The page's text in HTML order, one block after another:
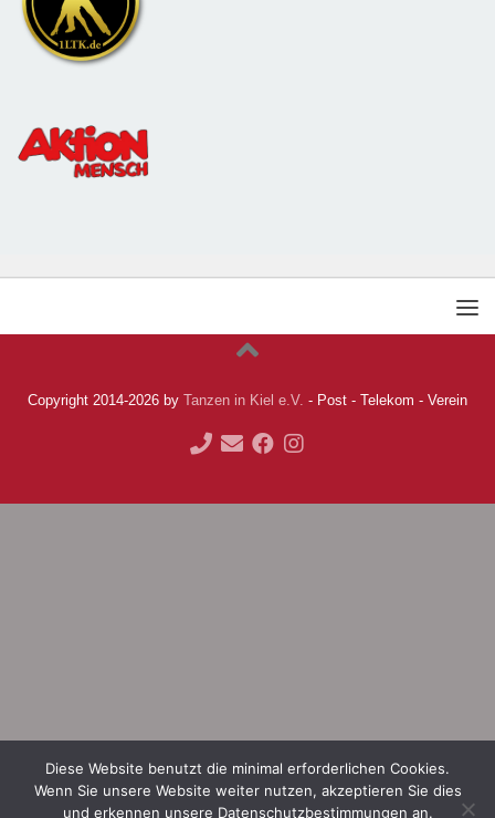
Copyright 2014-2026 by Tanzen in Kiel e.V. - Post - Telekom - Verein
Diese Website benutzt die minimal erforderlichen Cookies.
Wenn Sie unsere Website weiter nutzen, akzeptieren Sie dies
und erkennen unsere Datenschutzbestimmungen an.